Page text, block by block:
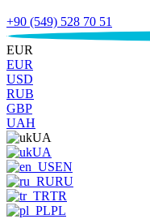
+90 (549) 528 70 51
€
EUR
EUR
USD
RUB
GBP
UAH
UA
UA
EN
RU
TR
PL